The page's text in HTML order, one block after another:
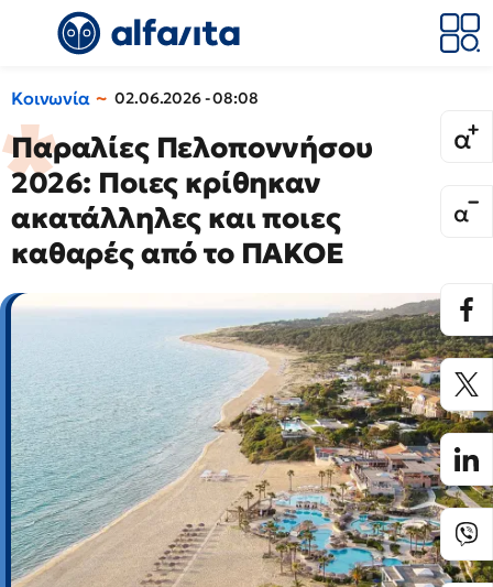
Κοινωνία 02.06.2026 - 08:08
Παραλίες Πελοποννήσου
2026: Ποιες κρίθηκαν
ακατάλληλες και ποιες
καθαρές από το ΠΑΚΟΕ